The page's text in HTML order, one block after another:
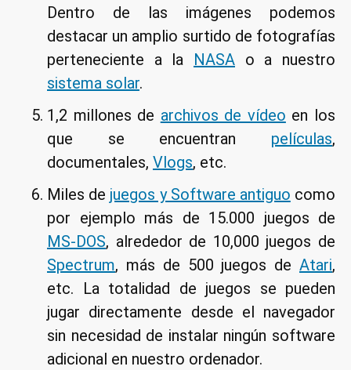
Dentro de las imágenes podemos
destacar un amplio surtido de fotografías
perteneciente a la NASA o a nuestro
sistema solar.
1,2 millones de archivos de vídeo en los
que se encuentran películas,
documentales, Vlogs, etc.
Miles de juegos y Software antiguo como
por ejemplo más de 15.000 juegos de
MS-DOS, alrededor de 10,000 juegos de
Spectrum, más de 500 juegos de Atari,
etc. La totalidad de juegos se pueden
jugar directamente desde el navegador
sin necesidad de instalar ningún software
adicional en nuestro ordenador.